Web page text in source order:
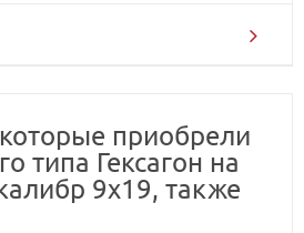
приобрели
типа Гексагон на
9х19, также